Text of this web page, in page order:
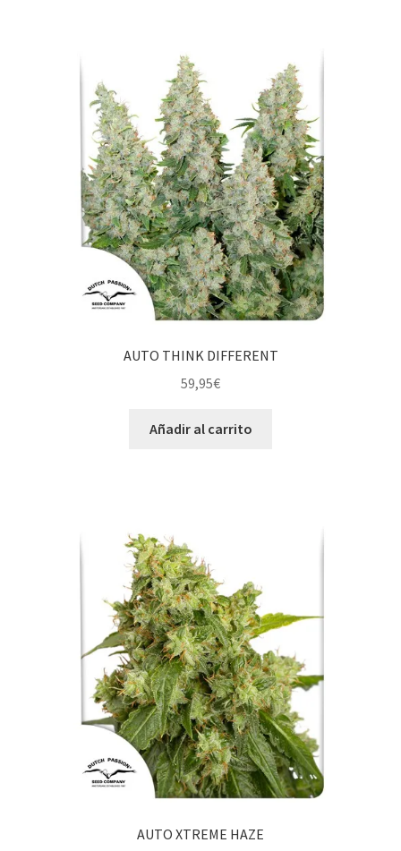
AUTO THINK DIFFERENT
59,95€
Añadir al carrito
AUTO XTREME HAZE